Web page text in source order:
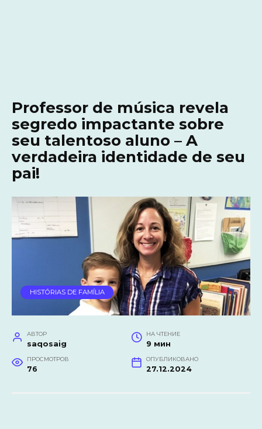
Professor de música revela
segredo impactante sobre
seu talentoso aluno – A
verdadeira identidade de seu
pai!
HISTÓRIAS DE FAMÍLIA
АВТОР
saqosaig
НА ЧТЕНИЕ
9 мин
ПРОСМОТРОВ
76
ОПУБЛИКОВАНО
27.12.2024